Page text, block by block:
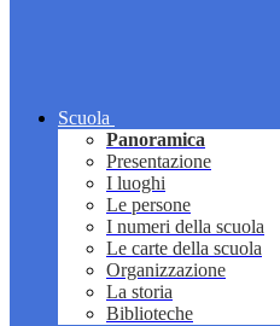
Scuola
Panoramica
Presentazione
I luoghi
Le persone
I numeri della scuola
Le carte della scuola
Organizzazione
La storia
Biblioteche